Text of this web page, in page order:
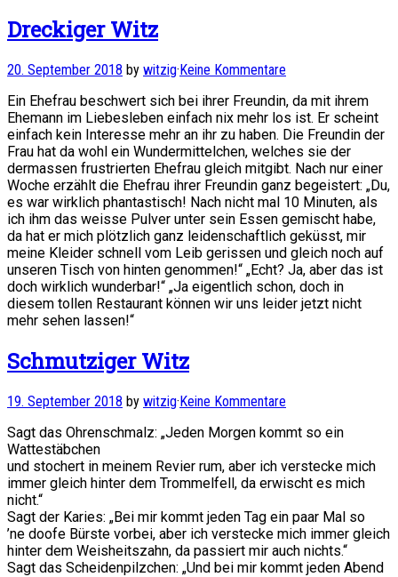
Dreckiger Witz
20. September 2018 by witzig·Keine Kommentare
Ein Ehefrau beschwert sich bei ihrer Freundin, da mit ihrem
Ehemann im Liebesleben einfach nix mehr los ist. Er scheint
einfach kein Interesse mehr an ihr zu haben. Die Freundin der
Frau hat da wohl ein Wundermittelchen, welches sie der
dermassen frustrierten Ehefrau gleich mitgibt. Nach nur einer
Woche erzählt die Ehefrau ihrer Freundin ganz begeistert: „Du,
es war wirklich phantastisch! Nach nicht mal 10 Minuten, als
ich ihm das weisse Pulver unter sein Essen gemischt habe,
da hat er mich plötzlich ganz leidenschaftlich geküsst, mir
meine Kleider schnell vom Leib gerissen und gleich noch auf
unseren Tisch von hinten genommen!“ „Echt? Ja, aber das ist
doch wirklich wunderbar!“ „Ja eigentlich schon, doch in
diesem tollen Restaurant können wir uns leider jetzt nicht
mehr sehen lassen!“
Schmutziger Witz
19. September 2018 by witzig·Keine Kommentare
Sagt das Ohrenschmalz: „Jeden Morgen kommt so ein
Wattestäbchen
und stochert in meinem Revier rum, aber ich verstecke mich
immer gleich hinter dem Trommelfell, da erwischt es mich
nicht.“
Sagt der Karies: „Bei mir kommt jeden Tag ein paar Mal so
’ne doofe Bürste vorbei, aber ich verstecke mich immer gleich
hinter dem Weisheitszahn, da passiert mir auch nichts.“
Sagt das Scheidenpilzchen: „Und bei mir kommt jeden Abend